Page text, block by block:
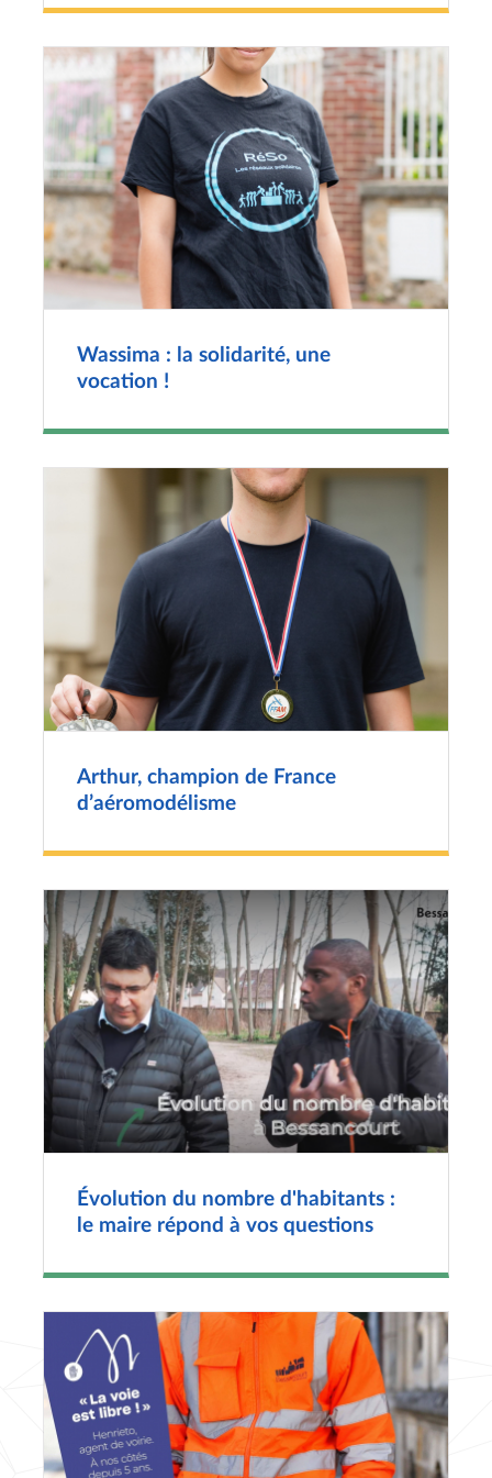
Wassima : la solidarité, une
vocation !
Arthur, champion de France
d’aéromodélisme
Évolution du nombre d'habitants :
le maire répond à vos questions